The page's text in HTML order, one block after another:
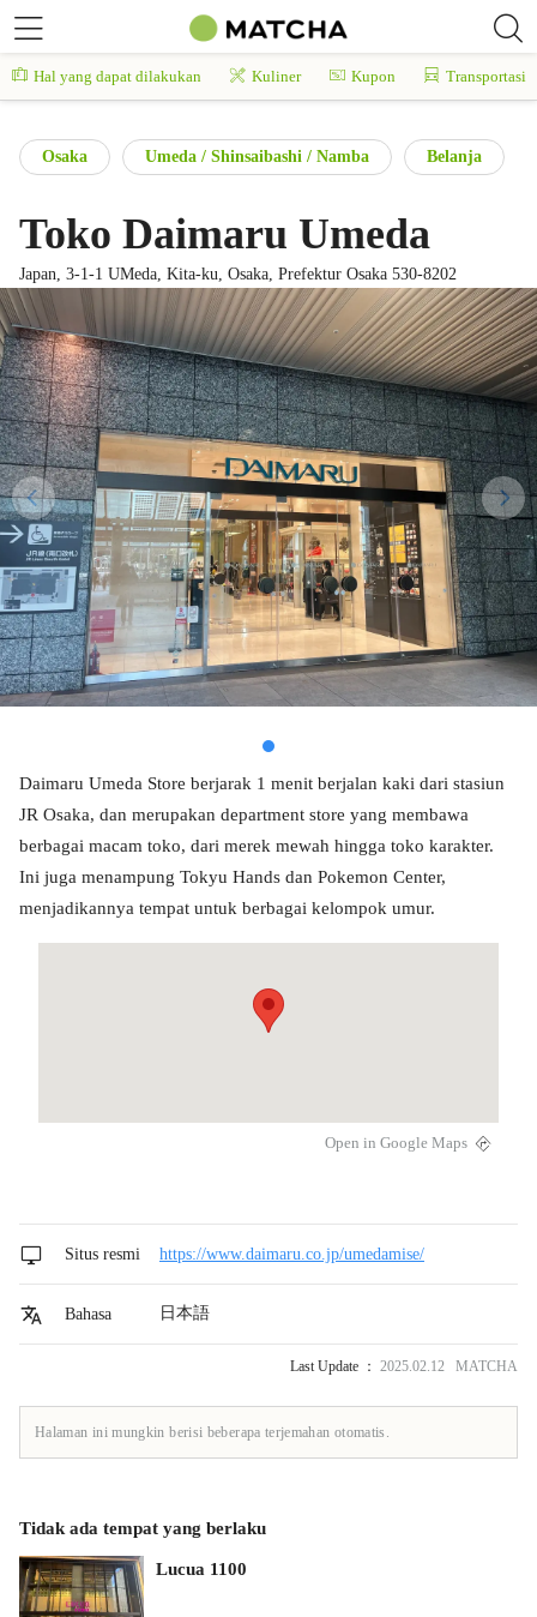
Hal yang dapat dilakukan Kuliner Kupon Transportasi
Osaka Umeda / Shinsaibashi / Namba Belanja
Toko Daimaru Umeda
Japan, 3-1-1 UMeda, Kita-ku, Osaka, Prefektur Osaka 530-8202
Daimaru Umeda Store berjarak 1 menit berjalan kaki dari stasiun
JR Osaka, dan merupakan department store yang membawa
berbagai macam toko, dari merek mewah hingga toko karakter.
Ini juga menampung Tokyu Hands dan Pokemon Center,
menjadikannya tempat untuk berbagai kelompok umur.
Open in Google Maps
Situs resmi https://www.daimaru.co.jp/umedamise/
Bahasa 日本語
Last Update ： 2025.02.12 MATCHA
Halaman ini mungkin berisi beberapa terjemahan otomatis.
Tidak ada tempat yang berlaku
Lucua 1100